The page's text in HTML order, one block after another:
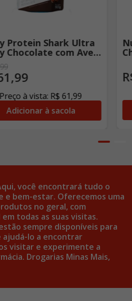
Protein Shark Ultra
Chocolate com Avelã
99
,99
Preço à vista: R$ 61,99
Adicionar à sacola
você encontrará tudo o
e bem-estar. Oferecemos uma
no geral, com
todas as suas visitas.
sempre disponíveis para
ajudá-lo a encontrar
visitar e experimente a
Drogarias Minas Mais,